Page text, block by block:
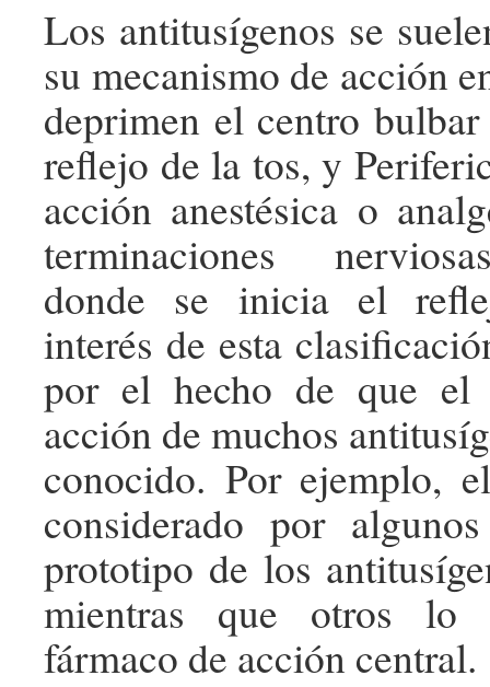
Los antitusígenos se
su mecanismo de acción
deprimen el centro
reflejo de la tos, y
acción anestésica o
terminaciones
donde se inicia el
interés de esta
por el hecho de que el
acción de muchos
conocido. Por ejemplo,
considerado por
prototipo de los
mientras que otros lo
fármaco de acción central.